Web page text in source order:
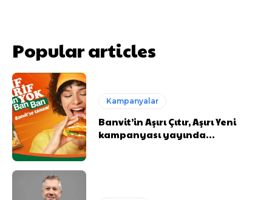
Popular articles
Kampanyalar
Banvit’in Aşırı Çıtır, Aşırı Yeni
kampanyası yayında…